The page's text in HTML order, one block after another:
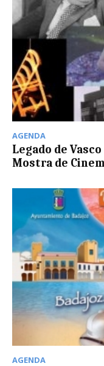
AGENDA
Legado de
Mostra de
AGENDA